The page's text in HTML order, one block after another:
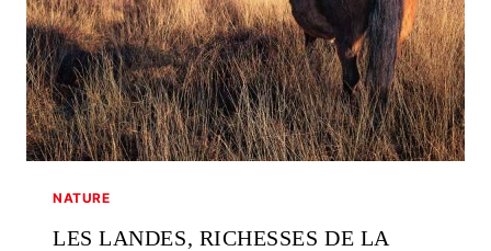
NATURE
LES LANDES, RICHESSES DE LA